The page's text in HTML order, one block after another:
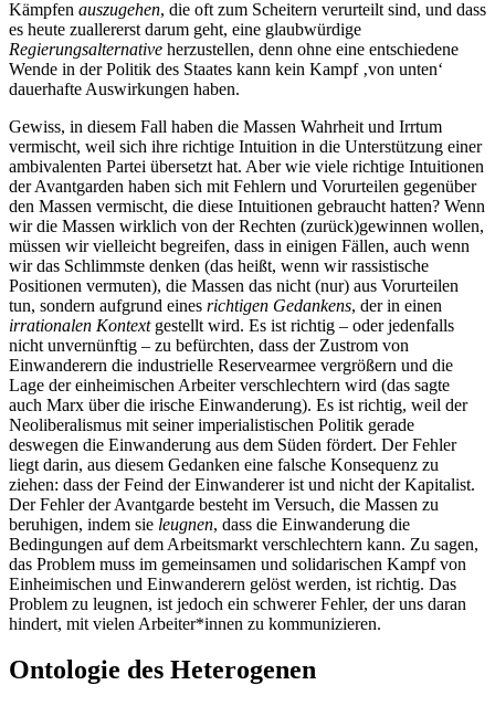
Kämpfen auszugehen, die oft zum Scheitern verurteilt sind, und dass
es heute zuallererst darum geht, eine glaubwürdige
Regierungsalternative herzustellen, denn ohne eine entschiedene
Wende in der Politik des Staates kann kein Kampf ‚von unten‘
dauerhafte Auswirkungen haben.
Gewiss, in diesem Fall haben die Massen Wahrheit und Irrtum
vermischt, weil sich ihre richtige Intuition in die Unterstützung einer
ambivalenten Partei übersetzt hat. Aber wie viele richtige Intuitionen
der Avantgarden haben sich mit Fehlern und Vorurteilen gegenüber
den Massen vermischt, die diese Intuitionen gebraucht hatten? Wenn
wir die Massen wirklich von der Rechten (zurück)gewinnen wollen,
müssen wir vielleicht begreifen, dass in einigen Fällen, auch wenn
wir das Schlimmste denken (das heißt, wenn wir rassistische
Positionen vermuten), die Massen das nicht (nur) aus Vorurteilen
tun, sondern aufgrund eines richtigen Gedankens, der in einen
irrationalen Kontextgestellt wird. Es ist richtig – oder jedenfalls
nicht unvernünftig – zu befürchten, dass der Zustrom von
Einwanderern die industrielle Reservearmee vergrößern und die
Lage der einheimischen Arbeiter verschlechtern wird (das sagte
auch Marx über die irische Einwanderung). Es ist richtig, weil der
Neoliberalismus mit seiner imperialistischen Politik gerade
deswegen die Einwanderung aus dem Süden fördert. Der Fehler
liegt darin, aus diesem Gedanken eine falsche Konsequenz zu
ziehen: dass der Feind der Einwanderer ist und nicht der Kapitalist.
Der Fehler der Avantgarde besteht im Versuch, die Massen zu
beruhigen, indem sie leugnen, dass die Einwanderung die
Bedingungen auf dem Arbeitsmarkt verschlechtern kann. Zu sagen,
das Problem muss im gemeinsamen und solidarischen Kampf von
Einheimischen und Einwanderern gelöst werden, ist richtig. Das
Problem zu leugnen, ist jedoch ein schwerer Fehler, der uns daran
hindert, mit vielen Arbeiter*innen zu kommunizieren.
Ontologie des Heterogenen